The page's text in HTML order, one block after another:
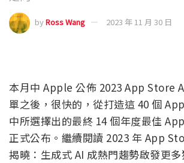
byRoss Wang 2023 年 11 月 30 日
本月中 Apple 公佈 2023 App Store
單之後，很快的，從打造這 40 個
中所選擇出的最終 14 個年度最佳
正式公布。繼續閱讀 2023 年 App
揭曉：生成式 AI 成熱門趨勢啟發更